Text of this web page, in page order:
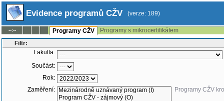
Evidence programů CŽV (verze: 189)
--:-- Programy CŽV
Programy s mikrocertifikátem
Filtr:
Fakulta:
Součást:
Rok:
Zaměření:
Programy CŽV